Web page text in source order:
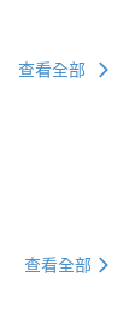
查看全部
查看全部